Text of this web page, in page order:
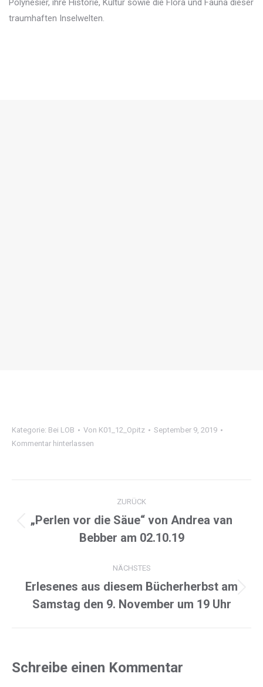
Polynesier, ihre Historie, Kultur sowie die Flora und Fauna dieser
traumhaften Inselwelten.
Kategorie: Bei LOB Von K01_12_Opitz
September 9, 2019
Kommentar hinterlassen
navigation
ZURÜCK
Previous
project:
„Perlen vor die Säue“ von Andrea van
Bebber am 02.10.19
NÄCHSTES
Next
project:
Erlesenes aus diesem Bücherherbst am
Samstag den 9. November um 19 Uhr
Schreibe einen Kommentar